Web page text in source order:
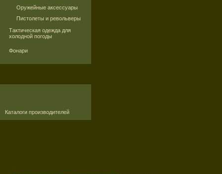
Оружейные аксессуары
Пистолеты и револьверы
Тактическая одежда для
холодной погоды
Фонари
Каталоги производителей